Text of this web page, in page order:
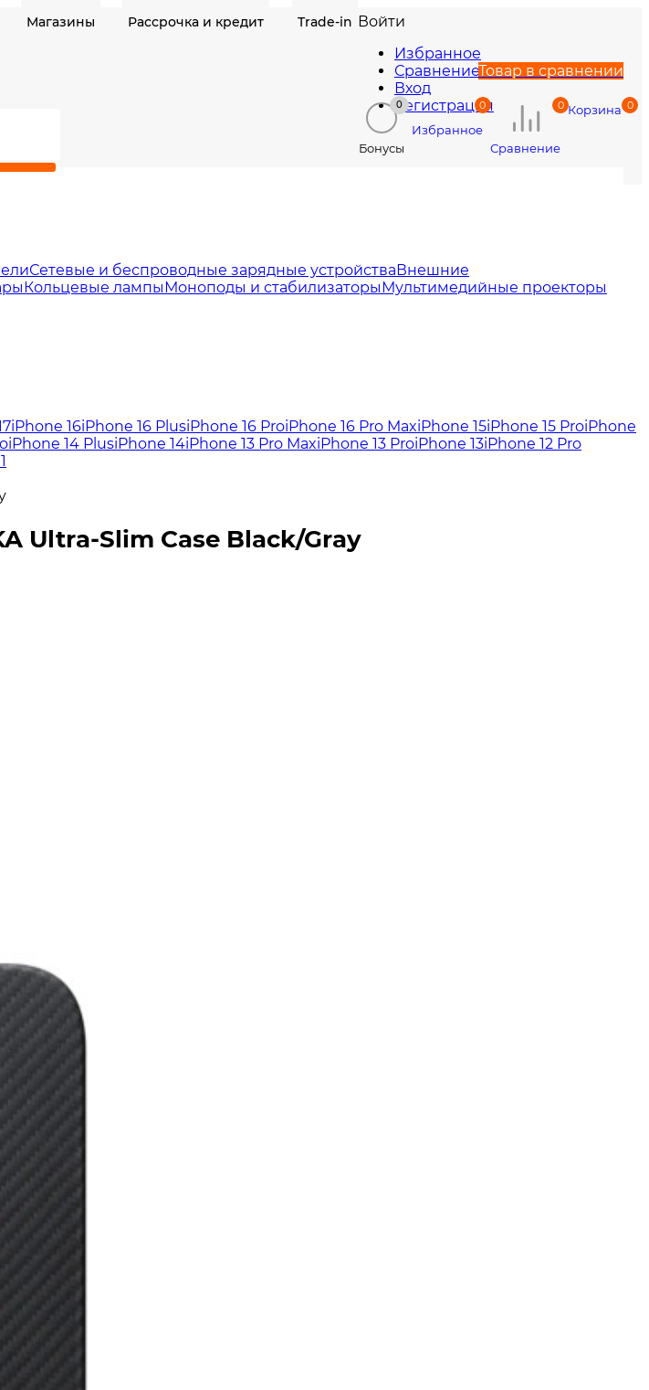
Магазины Рассрочка и кредит Trade-in Войти
Избранное
СравнениеТовар в сравнении
Вход
Регистрация
0
Бонусы
0
Избранное
0
Сравнение
0
Корзина
Сетевые и беспроводные зарядные устройстваВнешние
Кольцевые лампыМоноподы и стабилизаторыМультимедийные проекторы
iPhone 16iPhone 16 PlusiPhone 16 ProiPhone 16 Pro MaxiPhone 15iPhone 15 ProiPhone
iPhone 14 PlusiPhone 14iPhone 13 Pro MaxiPhone 13 ProiPhone 13iPhone 12 Pro
Ultra-Slim Case Black/Gray